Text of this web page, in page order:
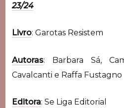
23/24
Livro: Garotas Resistem
Autoras: Barbara Sá,
Cavalcanti e Raffa Fustagno
Editora: Se Liga Editorial